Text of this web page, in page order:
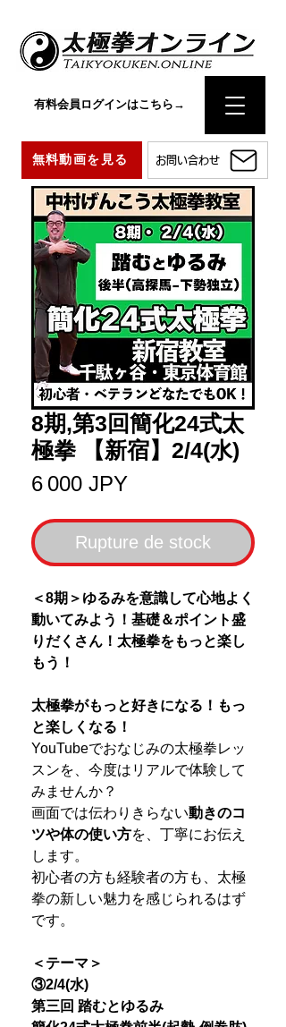
お問い合わせ
無料動画を見る
有料会員ログインはこちら→
8期,第3回簡化24式太
極拳 【新宿】2/4(水)
6 000 JPYPrix
Rupture de stock
＜8期＞ゆるみを意識して心地よく
動いてみよう！基礎＆ポイント盛
りだくさん！太極拳をもっと楽し
もう！
太極拳がもっと好きになる！もっ
と楽しくなる！
YouTubeでおなじみの太極拳レッ
スンを、今度はリアルで体験して
みませんか？
画面では伝わりきらない動きのコ
ツや体の使い方を、丁寧にお伝え
します。
初心者の方も経験者の方も、太極
拳の新しい魅力を感じられるはず
です。
＜テーマ＞
③2/4(水)
第三回 踏むとゆるみ